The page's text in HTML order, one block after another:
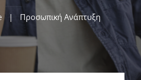
| Προσωπική Ανάπτυξη